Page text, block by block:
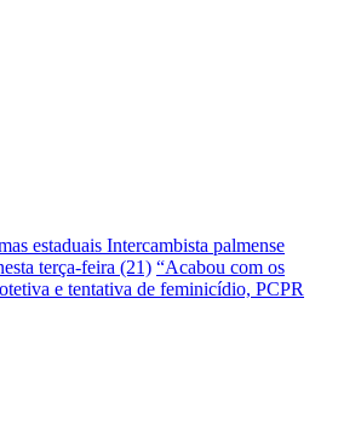
estaduais Intercambista palmense
terça-feira (21) “Acabou com os
e tentativa de feminicídio, PCPR